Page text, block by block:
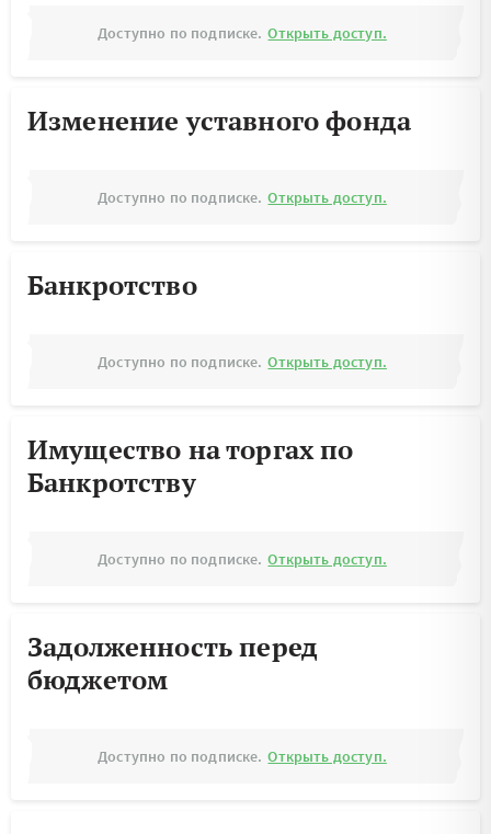
Доступно по подписке. Открыть доступ.
Изменение уставного фонда
Доступно по подписке. Открыть доступ.
Банкротство
Доступно по подписке. Открыть доступ.
Имущество на торгах по
Банкротству
Доступно по подписке. Открыть доступ.
Задолженность перед
бюджетом
Доступно по подписке. Открыть доступ.